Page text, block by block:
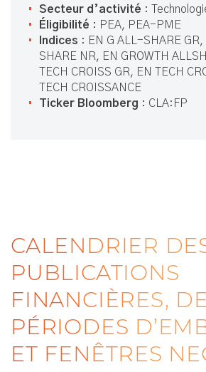
Secteur d’activité :
Éligibilité : PEA, PEA-PME
Indices : EN G ALL-SHARE
SHARE NR, EN GROWTH
TECH CROISS GR, EN TECH
TECH CROISSANCE
Ticker Bloomberg : CLA:FP
CALENDRIER
PUBLICATIONS
FINANCIÈRES,
PÉRIODES
ET FENÊTRES